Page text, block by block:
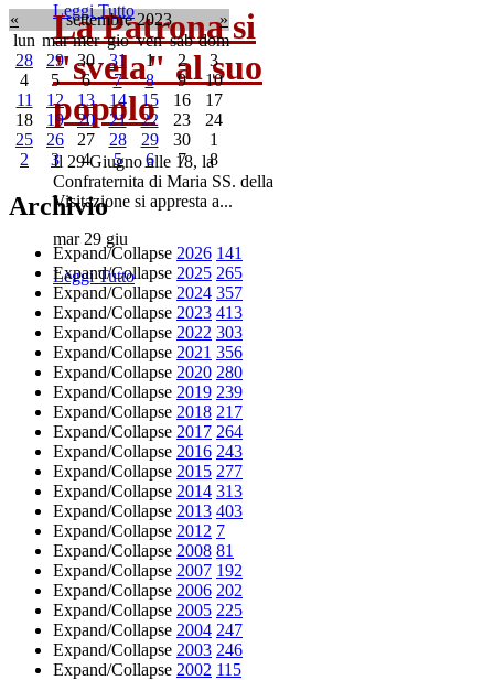
Leggi Tutto
La Patrona si
"svela" al suo
popolo
Il 29 Giugno alle 18, la
Confraternita di Maria SS. della
Visitazione si appresta a...
mar 29 giu
Leggi Tutto
« settembre 2023
»
lun mar mer gio ven sab dom
28
29 30 31 1 2
3
4
5 6 7 8 9
10
11
12 13 14 15 16
17
18
19 20 21 22 23
24
25
26 27 28 29 30
1
2
3 4 5 6 7 8
Archivio
Expand/Collapse 2026 141
Expand/Collapse 2025 265
Expand/Collapse 2024 357
Expand/Collapse 2023 413
Expand/Collapse 2022 303
Expand/Collapse 2021 356
Expand/Collapse 2020 280
Expand/Collapse 2019 239
Expand/Collapse 2018 217
Expand/Collapse 2017 264
Expand/Collapse 2016 243
Expand/Collapse 2015 277
Expand/Collapse 2014 313
Expand/Collapse 2013 403
Expand/Collapse 2012 7
Expand/Collapse 2008 81
Expand/Collapse 2007 192
Expand/Collapse 2006 202
Expand/Collapse 2005 225
Expand/Collapse 2004 247
Expand/Collapse 2003 246
Expand/Collapse 2002 115